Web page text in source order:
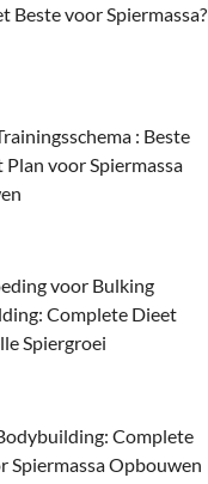
Beste voor Spiermassa?
: Beste
voor Spiermassa
voor Bulking
Complete Dieet
Spiergroei
Complete
Spiermassa Opbouwen